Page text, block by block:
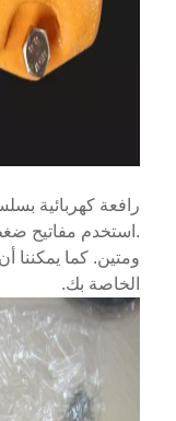
.استخدم مفاتيح
ومتين. كما يمكننا
الخاصة بك.